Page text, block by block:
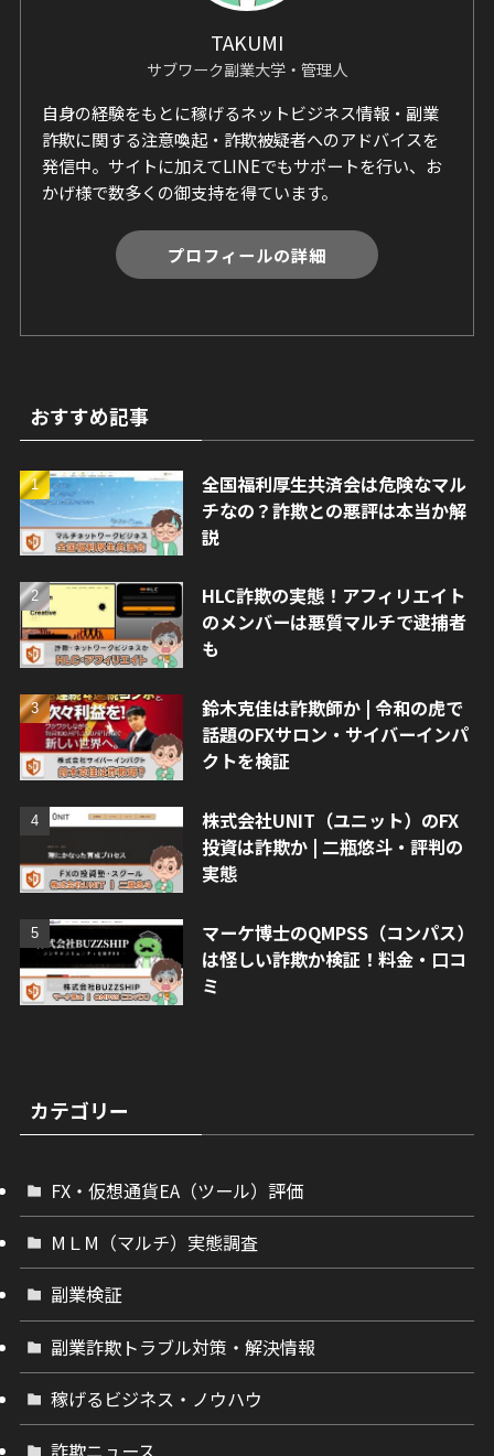
TAKUMI
サブワーク副業大学・管理人
自身の経験をもとに稼げるネットビジネス情報・副業
詐欺に関する注意喚起・詐欺被疑者へのアドバイスを
発信中。サイトに加えてLINEでもサポートを行い、お
かげ様で数多くの御支持を得ています。
プロフィールの詳細
おすすめ記事
全国福利厚生共済会は危険なマル
チなの？詐欺との悪評は本当か解
説
HLC詐欺の実態！アフィリエイト
のメンバーは悪質マルチで逮捕者
も
鈴木克佳は詐欺師か | 令和の虎で
話題のFXサロン・サイバーインパ
クトを検証
株式会社UNIT（ユニット）のFX
投資は詐欺か | 二瓶悠斗・評判の
実態
マーケ博士のQMPSS（コンパス）
は怪しい詐欺か検証！料金・口コ
ミ
カテゴリー
FX・仮想通貨EA（ツール）評価
МＬМ（マルチ）実態調査
副業検証
副業詐欺トラブル対策・解決情報
稼げるビジネス・ノウハウ
詐欺ニュース